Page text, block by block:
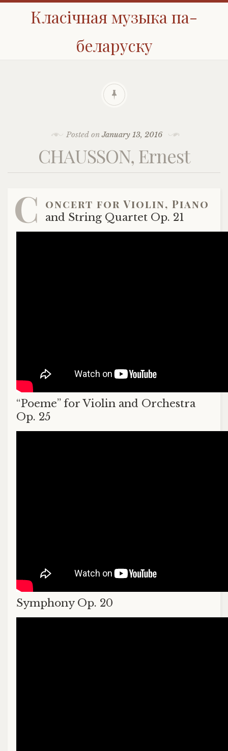
Класічная музыка па-
беларуску
Posted onJanuary 13, 2016
CHAUSSON, Ernest
C oncert for Violin, Piano
and String Quartet Op. 21
“Poeme” for Violin and Orchestra
Op. 25
Symphony Op. 20